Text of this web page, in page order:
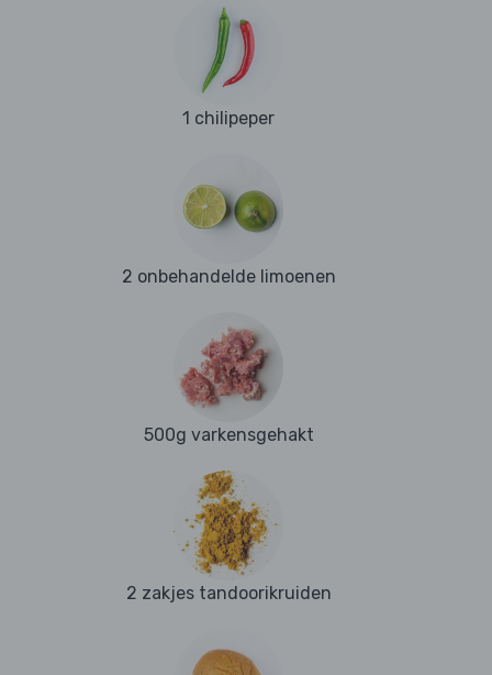
1 chilipeper
2 onbehandelde limoenen
500g varkensgehakt
2 zakjes tandoorikruiden